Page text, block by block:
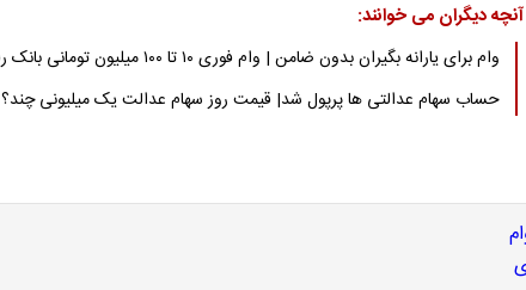
آنچه دیگران می خوانند:
وام برای یارانه بگیران بدون ضامن | وام فوری ۱۰ تا ۱۰۰ میلیون تومانی بانک رفاه
حساب سهام عدالتی ها پرپول شد| قیمت روز سهام عدالت یک میلیونی چند؟